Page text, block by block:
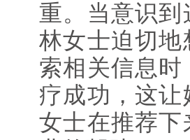
重。当意识
林女士迫切
索相关信息
疗成功，这
女士在推荐